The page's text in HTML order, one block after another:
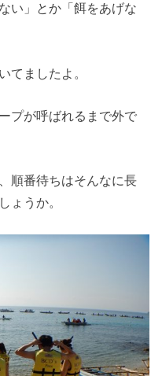
い」とか「餌をあげな
てましたよ。
プが呼ばれるまで外で
順番待ちはそんなに長
ょうか。